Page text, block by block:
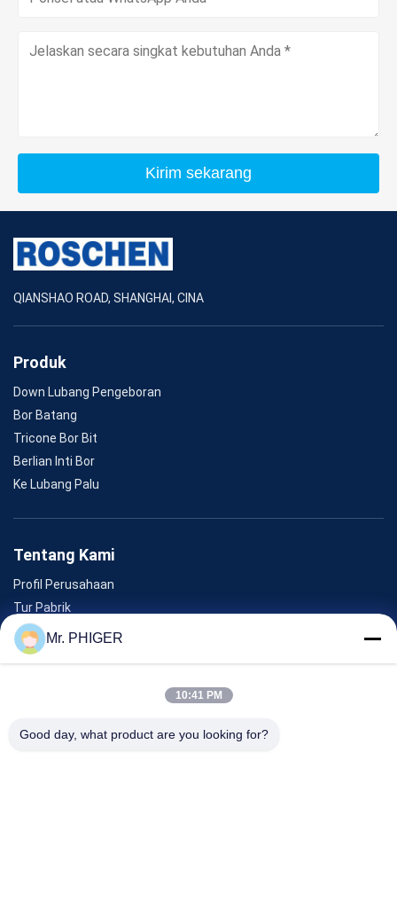
Kirim sekarang
QIANSHAO ROAD, SHANGHAI, CINA
Produk
Down Lubang Pengeboran
Bor Batang
Tricone Bor Bit
Berlian Inti Bor
Ke Lubang Palu
Tentang Kami
Profil Perusahaan
Tur Pabrik
Kontrol Kualitas
Sitemap
Mr. PHIGER
10:41 PM
Good day, what product are you looking for?